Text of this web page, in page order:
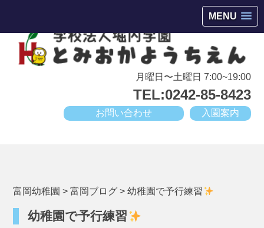
MENU
月曜日〜土曜日 7:00~19:00
TEL:0242-85-8423
入園案内
お問い合わせ
富岡幼稚園 >富岡ブログ >幼稚園で予行練習
幼稚園で予行練習